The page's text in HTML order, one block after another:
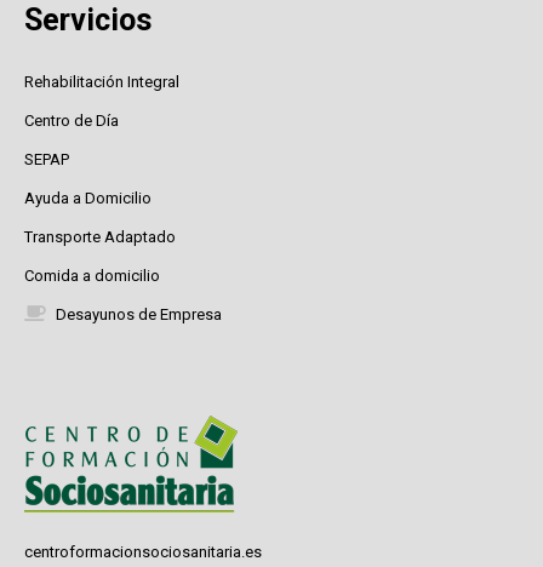
Servicios
Rehabilitación Integral
Centro de Día
SEPAP
Ayuda a Domicilio
Transporte Adaptado
Comida a domicilio
Desayunos de Empresa
centroformacionsociosanitaria.es